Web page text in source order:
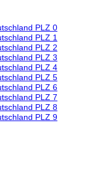
PLZ 0
PLZ 1
PLZ 2
PLZ 3
PLZ 4
PLZ 5
PLZ 6
PLZ 7
PLZ 8
PLZ 9